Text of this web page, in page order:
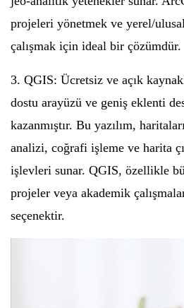
projeleri yönetmek ve yerel/
çalışmak için ideal bir çözümdür.
3. QGIS: Ücretsiz ve açık
dostu arayüzü ve geniş eklenti
kazanmıştır. Bu yazılım,
analizi, coğrafi işleme ve harita
işlevleri sunar. QGIS, özellikle
projeler veya akademik
seçenektir.